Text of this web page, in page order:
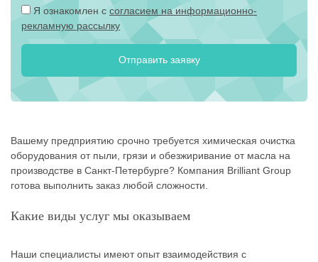
Я ознакомлен с согласием на информационно-
рекламную рассылку
Вашему предприятию срочно требуется химическая очистка
оборудования от пыли, грязи и обезжиривание от масла на
производстве в Санкт-Петербурге? Компания Brilliant Group
готова выполнить заказ любой сложности.
Какие виды услуг мы оказываем
Наши специалисты имеют опыт взаимодействия с